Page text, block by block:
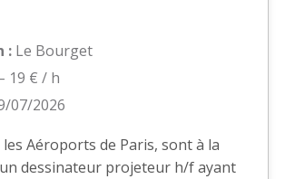
: Le Bourget
19 € / h
07/2026
Aéroports de Paris, sont à la
dessinateur projeteur h/f ayant